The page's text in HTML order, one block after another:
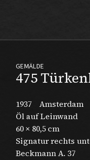
475
GEMÄLDE
1937
Amsterdam
Öl auf Leinwand
60 × 80,5 cm
Signatur rechts
Beckmann A. 37